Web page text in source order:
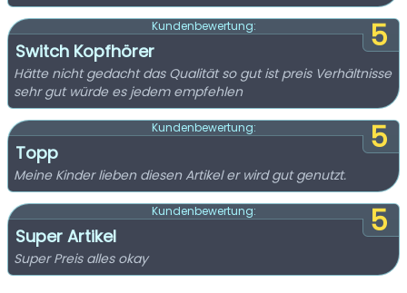
5
Kundenbewertung:
Switch Kopfhörer
Hätte nicht gedacht das Qualität so gut ist preis Verhältnisse
sehr gut würde es jedem empfehlen
5
Kundenbewertung:
Topp
Meine Kinder lieben diesen Artikel er wird gut genutzt.
5
Kundenbewertung:
Super Artikel
Super Preis alles okay